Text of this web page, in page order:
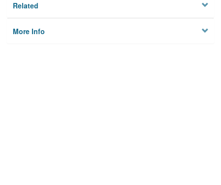
Related
More Info